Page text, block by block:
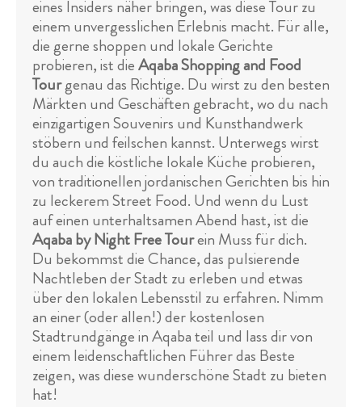
eines Insiders näher bringen, was diese Tour zu
einem unvergesslichen Erlebnis macht. Für alle,
die gerne shoppen und lokale Gerichte
probieren, ist dieAqaba Shopping and Food
Tourgenau das Richtige. Du wirst zu den besten
Märkten und Geschäften gebracht, wo du nach
einzigartigen Souvenirs und Kunsthandwerk
stöbern und feilschen kannst. Unterwegs wirst
du auch die köstliche lokale Küche probieren,
von traditionellen jordanischen Gerichten bis hin
zu leckerem Street Food. Und wenn du Lust
auf einen unterhaltsamen Abend hast, ist die
Aqaba by Night Free Tourein Muss für dich.
Du bekommst die Chance, das pulsierende
Nachtleben der Stadt zu erleben und etwas
über den lokalen Lebensstil zu erfahren. Nimm
an einer (oder allen!) der kostenlosen
Stadtrundgänge in Aqaba teil und lass dir von
einem leidenschaftlichen Führer das Beste
zeigen, was diese wunderschöne Stadt zu bieten
hat!